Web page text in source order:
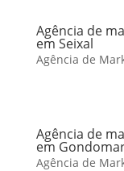
Agência de
em Seixal
Agência de
Agência de
em
Agência de